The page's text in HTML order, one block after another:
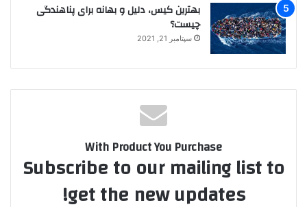
بهترین کیس، دلیل و بهانه برای پناهندگی
چیست؟
سپتامبر 21, 2021
With Product You Purchase
Subscribe to our mailing list to
get the new updates!